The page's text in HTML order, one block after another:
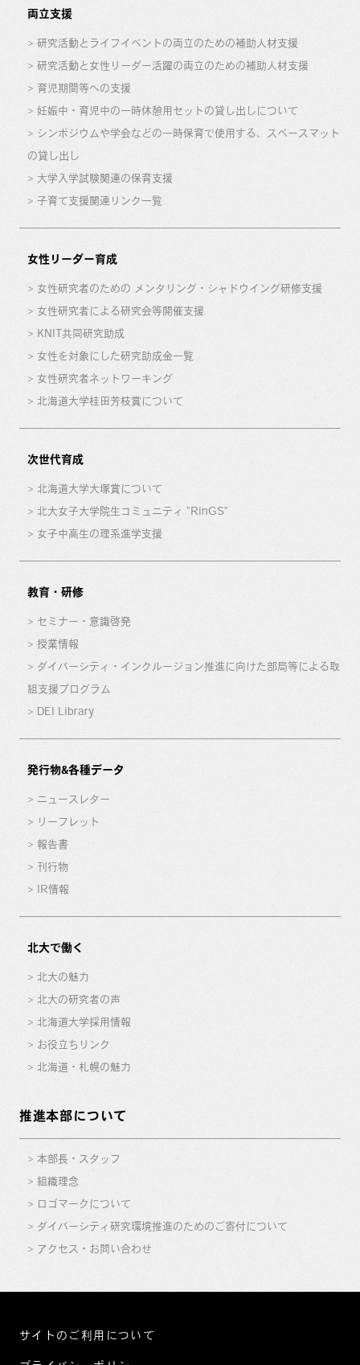
両立支援
研究活動とライフイベントの両立のための補助人材支援
研究活動と女性リーダー活躍の両立のための補助人材支援
育児期間等への支援
妊娠中・育児中の一時休憩用セットの貸し出しについて
シンポジウムや学会などの一時保育で使用する、スペースマット
の貸し出し
大学入学試験関連の保育支援
子育て支援関連リンク一覧
女性リーダー育成
女性研究者のための メンタリング・シャドウイング研修支援
女性研究者による研究会等開催支援
KNIT共同研究助成
女性を対象にした研究助成金一覧
女性研究者ネットワーキング
北海道大学桂田芳枝賞について
次世代育成
北海道大学大塚賞について
北大女子大学院生コミュニティ “RinGS”
女子中高生の理系進学支援
教育・研修
セミナー・意識啓発
授業情報
ダイバーシティ・インクルージョン推進に向けた部局等による取
組支援プログラム
DEI Library
発行物&各種データ
ニュースレター
リーフレット
報告書
刊行物
IR情報
北大で働く
北大の魅力
北大の研究者の声
北海道大学採用情報
お役立ちリンク
北海道・札幌の魅力
推進本部について
本部長・スタッフ
組織理念
ロゴマークについて
ダイバーシティ研究環境推進のためのご寄付について
アクセス・お問い合わせ
サイトのご利用について